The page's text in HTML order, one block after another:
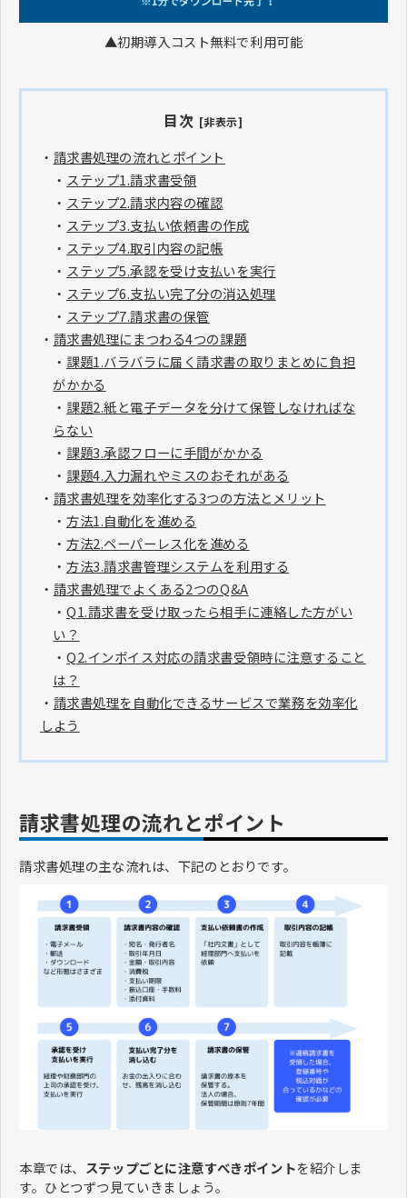
▲初期導入コスト無料で利用可能
目次 [非表示]
・ 請求書処理の流れとポイント
・ ステップ1.請求書受領
・ ステップ2.請求内容の確認
・ ステップ3.支払い依頼書の作成
・ ステップ4.取引内容の記帳
・ ステップ5.承認を受け支払いを実行
・ ステップ6.支払い完了分の消込処理
・ ステップ7.請求書の保管
・ 請求書処理にまつわる4つの課題
・ 課題1.バラバラに届く請求書の取りまとめに負担
がかかる
・ 課題2.紙と電子データを分けて保管しなければな
らない
・ 課題3.承認フローに手間がかかる
・ 課題4.入力漏れやミスのおそれがある
・ 請求書処理を効率化する3つの方法とメリット
・ 方法1.自動化を進める
・ 方法2.ペーパーレス化を進める
・ 方法3.請求書管理システムを利用する
・ 請求書処理でよくある2つのQ&A
・ Q1.請求書を受け取ったら相手に連絡した方がい
い？
・ Q2.インボイス対応の請求書受領時に注意すること
は？
・ 請求書処理を自動化できるサービスで業務を効率化
しよう
請求書処理の流れとポイント
請求書処理の主な流れは、下記のとおりです。
本章では、 ステップごとに注意すべきポイントを紹介しま
す。ひとつずつ見ていきましょう。